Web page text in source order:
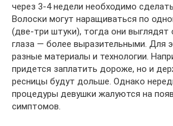
через 3-4 недели необходимо
Волоски могут наращиваться по
(две-три штуки), тогда они выглядят
глаза — более выразительными. Для
разные материалы и технологии.
придется заплатить дороже, но и
ресницы будут дольше. Однако
процедуры девушки жалуются на
симптомов.